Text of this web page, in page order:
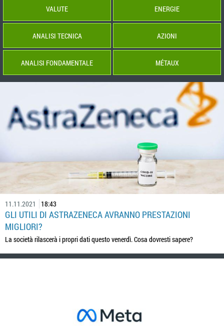
VALUTE ENERGIE
ANALISI TECNICA AZIONI
ANALISI FONDAMENTALE MÉTAUX
11.11.2021 18:43
GLI UTILI DI ASTRAZENECA AVRANNO PRESTAZIONI
MIGLIORI?
La società rilascerà i propri dati questo venerdì. Cosa dovresti sapere?